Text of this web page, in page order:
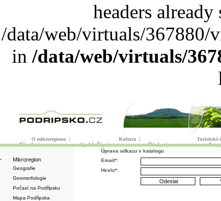
headers
/data/web/virtuals/
in /data/web/virtuals/
O mikroregionu | Kultura |
Turistické
Příroda| Spolek Říp| Články|
· Mikroregion
Geografie
Geomorfologie
Počasí na Podřipsku
Mapa Podřipska
Úprava odkazu v katalogu
Email*:
Heslo*: